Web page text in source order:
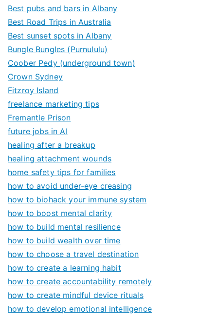
Best pubs and bars in Albany
Best Road Trips in Australia
Best sunset spots in Albany
Bungle Bungles (Purnululu)
Coober Pedy (underground town)
Crown Sydney
Fitzroy Island
freelance marketing tips
Fremantle Prison
future jobs in AI
healing after a breakup
healing attachment wounds
home safety tips for families
how to avoid under-eye creasing
how to biohack your immune system
how to boost mental clarity
how to build mental resilience
how to build wealth over time
how to choose a travel destination
how to create a learning habit
how to create accountability remotely
how to create mindful device rituals
how to develop emotional intelligence